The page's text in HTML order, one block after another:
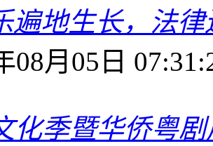
遍地生长，法
08月05日
化季暨华侨粤